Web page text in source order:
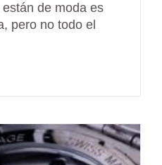
de moda es
pero no todo el